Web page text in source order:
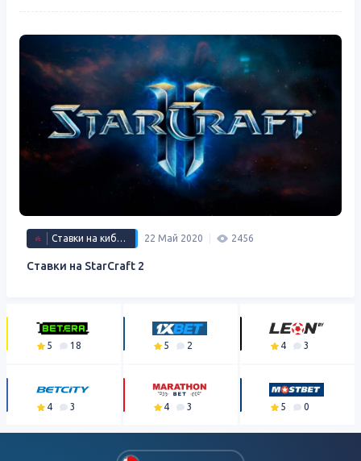
Ставки на киберспорт 22 Май 2020 2456
Ставки на StarCraft 2
5 18 5 2 4 3
4 3 4 3 5 0